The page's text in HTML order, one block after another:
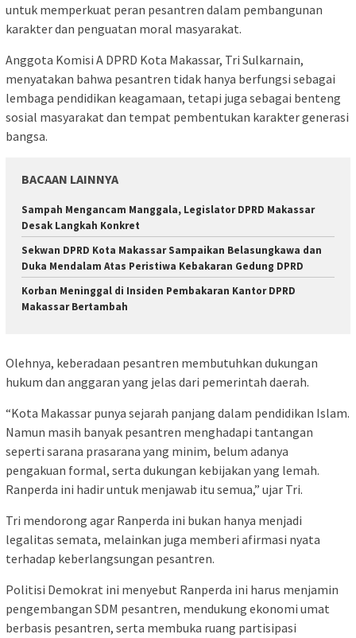
untuk memperkuat peran pesantren dalam pembangunan
karakter dan penguatan moral masyarakat.
Anggota Komisi A DPRD Kota Makassar, Tri Sulkarnain,
menyatakan bahwa pesantren tidak hanya berfungsi sebagai
lembaga pendidikan keagamaan, tetapi juga sebagai benteng
sosial masyarakat dan tempat pembentukan karakter generasi
bangsa.
BACAAN LAINNYA
Sampah Mengancam Manggala, Legislator DPRD Makassar
Desak Langkah Konkret
Sekwan DPRD Kota Makassar Sampaikan Belasungkawa dan
Duka Mendalam Atas Peristiwa Kebakaran Gedung DPRD
Korban Meninggal di Insiden Pembakaran Kantor DPRD
Makassar Bertambah
Olehnya, keberadaan pesantren membutuhkan dukungan
hukum dan anggaran yang jelas dari pemerintah daerah.
“Kota Makassar punya sejarah panjang dalam pendidikan Islam.
Namun masih banyak pesantren menghadapi tantangan
seperti sarana prasarana yang minim, belum adanya
pengakuan formal, serta dukungan kebijakan yang lemah.
Ranperda ini hadir untuk menjawab itu semua,” ujar Tri.
Tri mendorong agar Ranperda ini bukan hanya menjadi
legalitas semata, melainkan juga memberi afirmasi nyata
terhadap keberlangsungan pesantren.
Politisi Demokrat ini menyebut Ranperda ini harus menjamin
pengembangan SDM pesantren, mendukung ekonomi umat
berbasis pesantren, serta membuka ruang partisipasi